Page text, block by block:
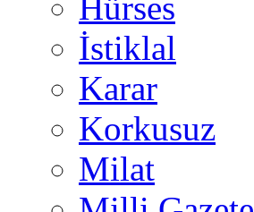
Hürses
İstiklal
Karar
Korkusuz
Milat